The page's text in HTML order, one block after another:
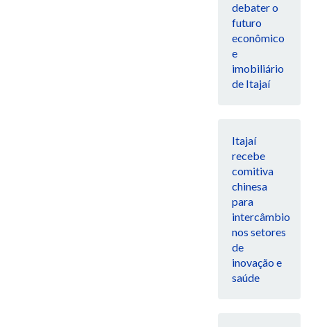
debater o
futuro
econômico
e
imobiliário
de Itajaí
Itajaí
recebe
comitiva
chinesa
para
intercâmbio
nos setores
de
inovação e
saúde